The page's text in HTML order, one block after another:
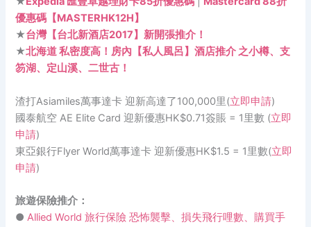
優惠碼【MASTERHK12H】
★台灣【台北新酒店2017】新開張推介！
★北海道 私密度高！房內【私人風呂】酒店推介 之小樽、支
笏湖、定山溪、二世古！
渣打Asiamiles萬事達卡 迎新高達了100,000里(立即申請)
國泰航空 AE Elite Card 迎新優惠HK$0.71簽賬 = 1里數 (立即
申請)
東亞銀行Flyer World萬事達卡 迎新優惠HK$1.5 = 1里數(立即
申請)
旅遊保險推介：
●Allied World 旅行保險 恐怖襲擊、損失飛行哩數、購買手